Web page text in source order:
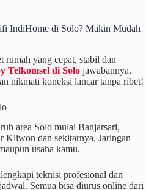
IndiHome di Solo? Makin Mudah
yang cepat, stabil dan
Telkomsel di Solo jawabannya.
nikmati koneksi lancar tanpa ribet!
area Solo mulai Banjarsari,
Kliwon dan sekitarnya. Jaringan
usaha kamu.
teknisi profesional dan
Semua bisa diurus online dari